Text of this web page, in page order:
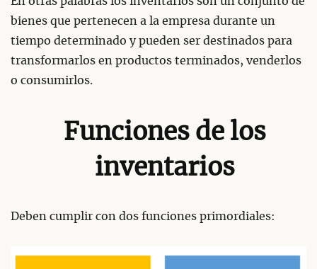
bienes que pertenecen a la empresa durante un
tiempo determinado y pueden ser destinados para
transformarlos en productos terminados, venderlos
o consumirlos.
Funciones de los
inventarios
Deben cumplir con dos funciones primordiales: